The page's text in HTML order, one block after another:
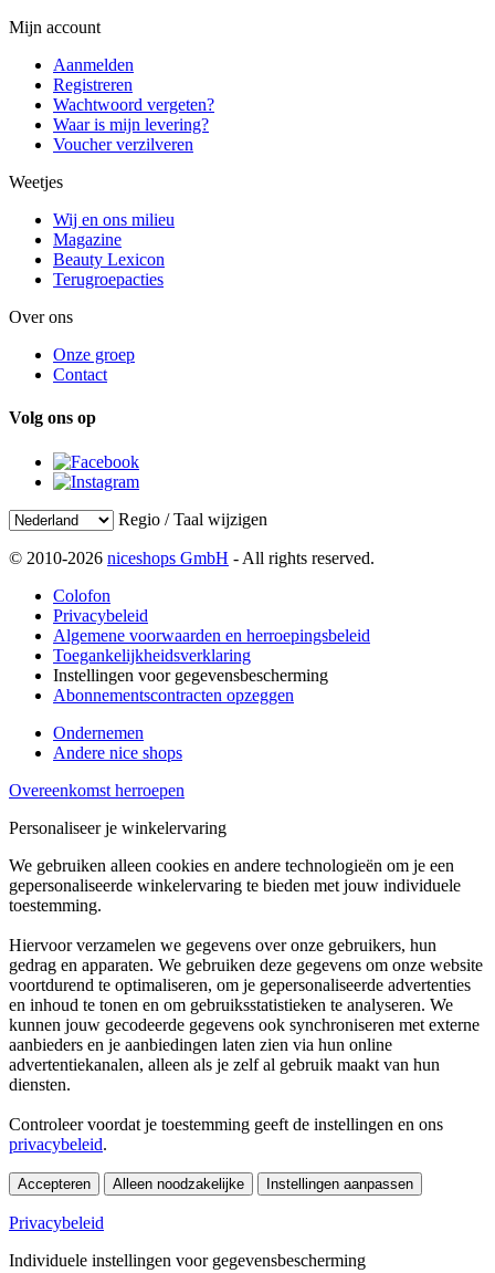
Mijn account
Aanmelden
Registreren
Wachtwoord vergeten?
Waar is mijn levering?
Voucher verzilveren
Weetjes
Wij en ons milieu
Magazine
Beauty Lexicon
Terugroepacties
Over ons
Onze groep
Contact
Volg ons op
Regio / Taal wijzigen
© 2010-2026 niceshops GmbH - All rights reserved.
Colofon
Privacybeleid
Algemene voorwaarden en herroepingsbeleid
Toegankelijkheidsverklaring
Instellingen voor gegevensbescherming
Abonnementscontracten opzeggen
Ondernemen
Andere nice shops
Overeenkomst herroepen
Personaliseer je winkelervaring
We gebruiken alleen cookies en andere technologieën om je een
gepersonaliseerde winkelervaring te bieden met jouw individuele
toestemming.
Hiervoor verzamelen we gegevens over onze gebruikers, hun
gedrag en apparaten. We gebruiken deze gegevens om onze website
voortdurend te optimaliseren, om je gepersonaliseerde advertenties
en inhoud te tonen en om gebruiksstatistieken te analyseren. We
kunnen jouw gecodeerde gegevens ook synchroniseren met externe
aanbieders en je aanbiedingen laten zien via hun online
advertentiekanalen, alleen als je zelf al gebruik maakt van hun
diensten.
Controleer voordat je toestemming geeft de instellingen en ons
privacybeleid.
Accepteren Alleen noodzakelijke Instellingen aanpassen
Privacybeleid
Individuele instellingen voor gegevensbescherming